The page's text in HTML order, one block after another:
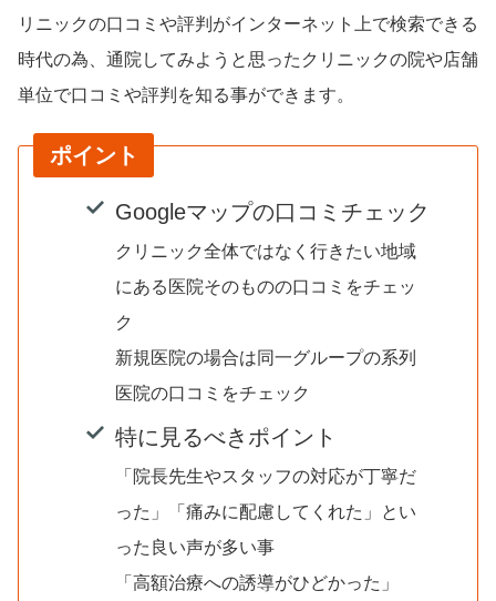
リニックの口コミや評判がインターネット上で検索できる
時代の為、通院してみようと思ったクリニックの院や店舗
単位で口コミや評判を知る事ができます。
ポイント
Googleマップの口コミチェック
クリニック全体ではなく行きたい地域
にある医院そのものの口コミをチェッ
ク
新規医院の場合は同一グループの系列
医院の口コミをチェック
特に見るべきポイント
「院長先生やスタッフの対応が丁寧だ
った」「痛みに配慮してくれた」とい
った良い声が多い事
「高額治療への誘導がひどかった」